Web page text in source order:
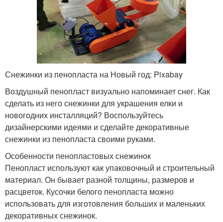
Снежинки из пенопласта на Новый год: Pixabay
Воздушный пенопласт визуально напоминает снег. Как
сделать из него снежинки для украшения елки и
новогодних инсталляций? Воспользуйтесь
дизайнерскими идеями и сделайте декоративные
снежинки из пенопласта своими руками.
Особенности пенопластовых снежинок
Пенопласт используют как упаковочный и строительный
материал. Он бывает разной толщины, размеров и
расцветок. Кусочки белого пенопласта можно
использовать для изготовления больших и маленьких
декоративных снежинок.